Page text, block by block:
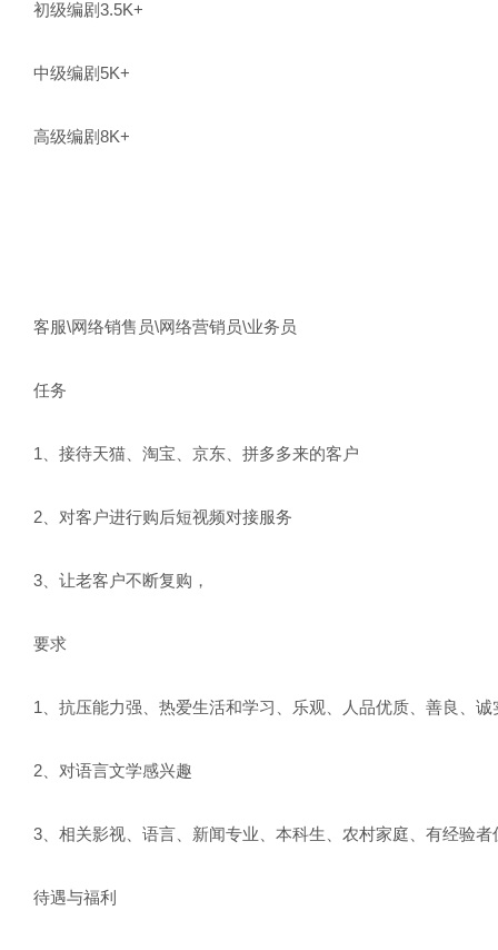
初级编剧3.5K+
中级编剧5K+
高级编剧8K+
客服\网络销售员\网络营销员\业务员
任务
1、接待天猫、淘宝、京东、拼多多来的客户
2、对客户进行购后短视频对接服务
3、让老客户不断复购，
要求
1、抗压能力强、热爱生活和学习、乐观、人品优质、善良、诚
2、对语言文学感兴趣
3、相关影视、语言、新闻专业、本科生、农村家庭、有经验者
待遇与福利